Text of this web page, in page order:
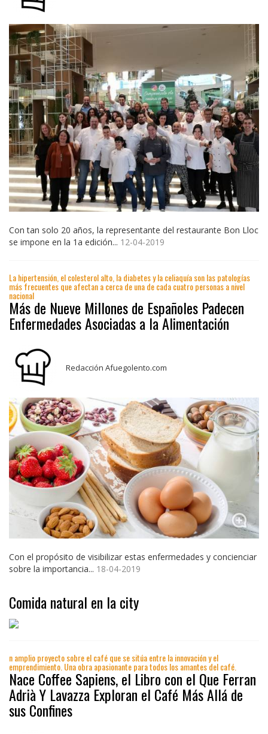
Con tan solo 20 años, la representante del restaurante Bon Lloc
se impone en la 1a edición... 12-04-2019
La hipertensión, el colesterol alto, la diabetes y la celiaquía son las patologías
más frecuentes que afectan a cerca de una de cada cuatro personas a nivel
nacional
Más de Nueve Millones de Españoles Padecen
Enfermedades Asociadas a la Alimentación
Redacción Afuegolento.com
Con el propósito de visibilizar estas enfermedades y concienciar
sobre la importancia... 18-04-2019
Comida natural en la city
n amplio proyecto sobre el café que se sitúa entre la innovación y el
emprendimiento. Una obra apasionante para todos los amantes del café.
Nace Coffee Sapiens, el Libro con el Que Ferran
Adrià Y Lavazza Exploran el Café Más Allá de
sus Confines